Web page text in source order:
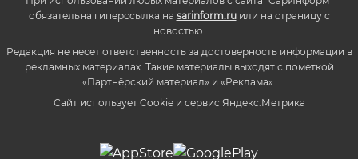
обязательна гиперссылка на sarinform.ruили на страницу с
новостью.
Редакция не несет ответственность за достоверность информации в
рекламных материалах. Такие материалы выходят с пометкой
«Партнёрский материал» и «Реклама».
Сайт использует Cookie и сервиc Яндекс.Метрика